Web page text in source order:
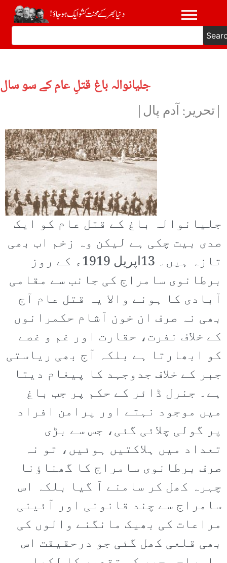
جلیانوالہ باغ قتلِ عام کے سو سال
|تحریر: آدم پال|
جلیانوالہ باغ کے قتل عام کو ایک
صدی بیت چکی ہے لیکن وہ زخم اب بھی
تازہ ہیں۔ 13اپریل 1919ء کے روز
برطانوی سامراج کی جانب سے مقامی
آبادی کا ہونے والا یہ قتل عام آج
بھی نہ صرف ان خون آشام حکمرانوں
کے خلاف نفرت، حقارت اور غم و غصے
کو ابھارتا ہے بلکہ آج بھی ریاستی
جبر کے خلاف جدوجہد کا پیغام دیتا
ہے۔ جنرل ڈائر کے حکم پر جب باغ
میں موجود نہتے اور پرامن افراد
پر گولی چلائی گئی، جس سے بڑی
تعداد میں ہلاکتیں ہوئیں، تو نہ
صرف برطانوی سامراج کا گھناؤنا
چہرہ کھل کر سامنے آ گیا بلکہ اس
سامراج سے چند قانونی اور آئینی
مراعات کی بھیک مانگنے والوں کی
بھی قلعی کھل گئی جو درحقیقت اس